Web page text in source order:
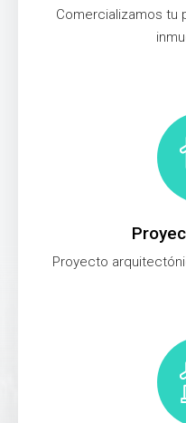
Comercializamos tu
Proyecto